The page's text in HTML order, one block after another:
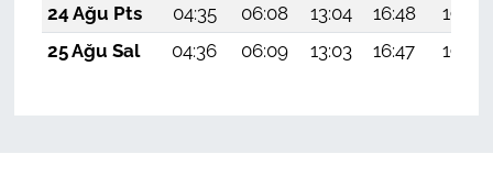
24 Ağu Pts
04:35 06:08 13:04 16:48
19:49
25 Ağu Sal
04:36 06:09 13:03 16:47 19:48